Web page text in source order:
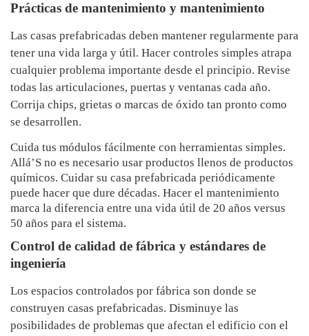
Prácticas de mantenimiento y mantenimiento
Las casas prefabricadas deben mantener regularmente para
tener una vida larga y útil. Hacer controles simples atrapa
cualquier problema importante desde el principio. Revise
todas las articulaciones, puertas y ventanas cada año.
Corrija chips, grietas o marcas de óxido tan pronto como
se desarrollen.
Cuida tus módulos fácilmente con herramientas simples.
Allá’S no es necesario usar productos llenos de productos
químicos. Cuidar su casa prefabricada periódicamente
puede hacer que dure décadas. Hacer el mantenimiento
marca la diferencia entre una vida útil de 20 años versus
50 años para el sistema.
Control de calidad de fábrica y estándares de
ingeniería
Los espacios controlados por fábrica son donde se
construyen casas prefabricadas. Disminuye las
posibilidades de problemas que afectan el edificio con el